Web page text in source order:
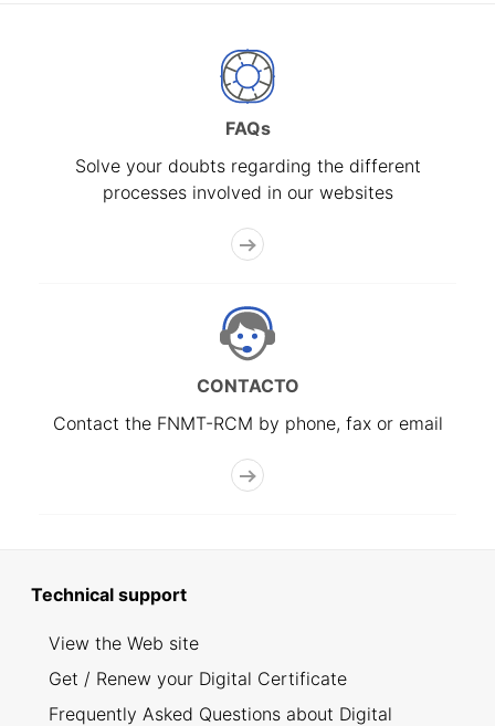
FAQs
Solve your doubts regarding the different
processes involved in our websites
CONTACTO
Contact the FNMT-RCM by phone, fax or email
Technical support
View the Web site
Get / Renew your Digital Certificate
Frequently Asked Questions about Digital